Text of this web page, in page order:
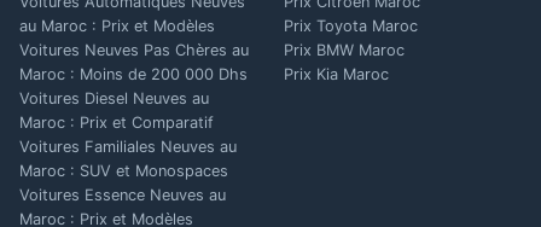
au Maroc : Prix et Modèles
Voitures Neuves Pas Chères au
Maroc : Moins de 200 000 Dhs
Voitures Diesel Neuves au
Maroc : Prix et Comparatif
Voitures Familiales Neuves au
Maroc : SUV et Monospaces
Voitures Essence Neuves au
Maroc : Prix et Modèles
Prix Toyota Maroc
Prix BMW Maroc
Prix Kia Maroc